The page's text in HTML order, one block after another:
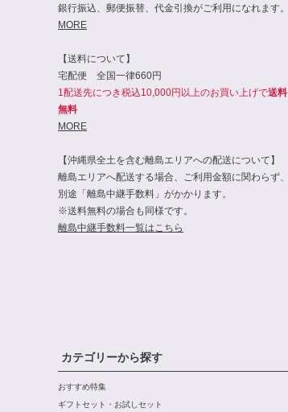
銀行振込、郵便振替、代金引換がご利用になれます。
MORE
【送料について】
宅配便 全国一律660円
1配送先につき税込10,000円以上のお買い上げで送料
無料
MORE
【沖縄県全土を含む離島エリアへの配送について】
離島エリアへ配送する場合、ご利用金額に関わらず、
別途「離島中継手数料」がかかります。
※送料無料の場合も同様です。
離島中継手数料一覧はこちら
カテゴリーから探す
おすすめ特集
ギフトセット・お試しセット